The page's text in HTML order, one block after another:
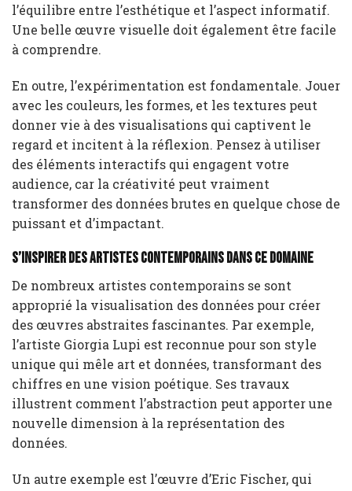
l’équilibre entre l’esthétique et l’aspect informatif.
Une belle œuvre visuelle doit également être facile
à comprendre.
En outre, l’expérimentation est fondamentale. Jouer
avec les couleurs, les formes, et les textures peut
donner vie à des visualisations qui captivent le
regard et incitent à la réflexion. Pensez à utiliser
des éléments interactifs qui engagent votre
audience, car la créativité peut vraiment
transformer des données brutes en quelque chose de
puissant et d’impactant.
S’inspirer des artistes contemporains dans ce domaine
De nombreux artistes contemporains se sont
approprié la visualisation des données pour créer
des œuvres abstraites fascinantes. Par exemple,
l’artiste Giorgia Lupi est reconnue pour son style
unique qui mêle art et données, transformant des
chiffres en une vision poétique. Ses travaux
illustrent comment l’abstraction peut apporter une
nouvelle dimension à la représentation des
données.
Un autre exemple est l’œuvre d’Eric Fischer, qui